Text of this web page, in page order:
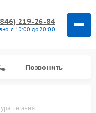
219-26-84
с 10:00 до 20:00
Позвонить
питания